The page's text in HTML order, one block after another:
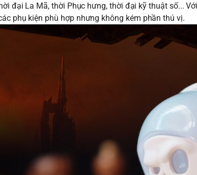
đại La Mã, thời Phục hưng, thời đại kỹ thuật số...
phụ kiện phù hợp nhưng không kém phần thú vị.